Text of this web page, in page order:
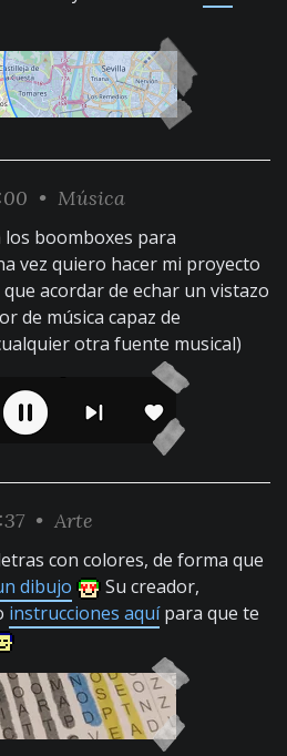
• Música
boomboxes para
vez quiero hacer mi proyecto
acordar de echar un vistazo
de música capaz de
otra fuente musical)
• Arte
con colores, de forma que
dibujo
Su creador,
instrucciones aquípara que te